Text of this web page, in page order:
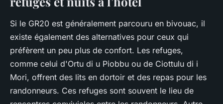
Si le GR20 est généralement parcouru en bivouac, il
existe également des alternatives pour ceux qui
préfèrent un peu plus de confort. Les refuges,
comme celui d'Ortu di u Piobbu ou de Ciottulu di i
Mori, offrent des lits en dortoir et des repas pour les
randonneurs. Ces refuges sont souvent le lieu de